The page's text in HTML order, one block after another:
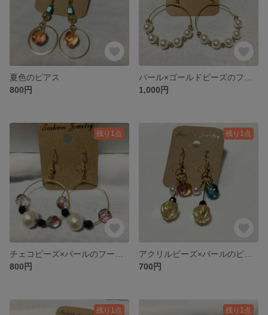
夏色のピアス
800円
1,000円
残り1点
800円
残り1点
700円
残り1点 残り1点